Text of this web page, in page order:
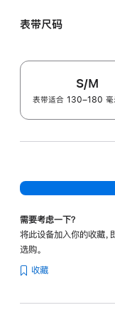
表带尺码
S/M
表带适合 130–180 毫
需要考虑一下？
将此设备加入你的收藏，
选购。
收藏